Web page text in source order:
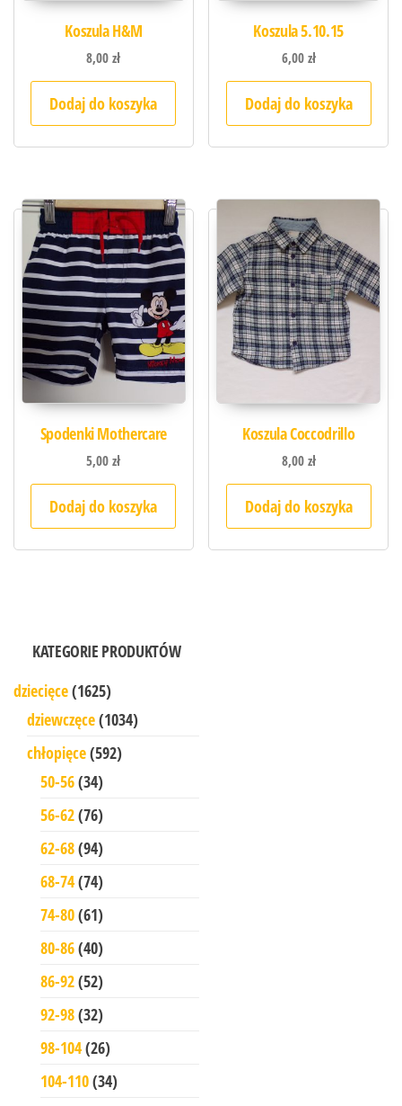
Koszula H&M
8,00zł
Dodaj do koszyka
Koszula 5.10.15
6,00zł
Dodaj do koszyka
Spodenki Mothercare
5,00zł
Dodaj do koszyka
Koszula Coccodrillo
8,00zł
Dodaj do koszyka
KATEGORIE PRODUKTÓW
dziecięce(1625)
dziewczęce(1034)
chłopięce(592)
50-56(34)
56-62(76)
62-68(94)
68-74(74)
74-80(61)
80-86(40)
86-92(52)
92-98(32)
98-104(26)
104-110(34)